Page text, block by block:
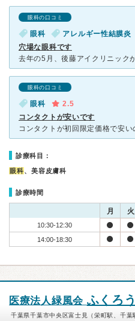
眼科の口コミ
眼科 アレルギー性結膜炎
穴場な眼科です
眼科の口コミ
眼科
2.5
コンタクトが安いです
診療科目：
眼科、美容皮膚科
診療時間
月 火
10:30-12:30
14:00-18:30
医療法人緑風会 ふくろ
千葉県千葉市中央区富士見（栄町駅、千葉